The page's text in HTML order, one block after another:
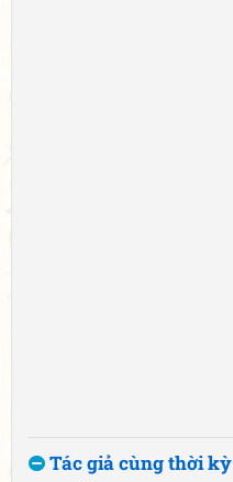
Tác giả cùng thời kỳ